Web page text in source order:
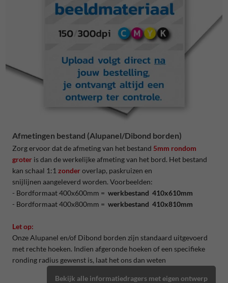
Afmetingen bestand (Alupanel/Dibond borden)
Zorg ervoor dat de afmeting van het bestand 5mm rondom
groteris dan de werkelijke afmeting van het bord. Het bestand
kan schaal 1:1 zonderoverlap, paskruizen en
snijlijnen aangeleverd worden. Voorbeelden:
- Bordformaat 400x600mm = werkbestand 410x610mm
- Bordformaat 400x800mm = werkbestand 410x810mm
Let op:
Onze Alupanel en/of Dibond borden zijn standaard uitgevoerd
met rechte hoeken. Indien afgeronde hoeken of een specifieke
ronding radius gewenst is, laat het ons dan weten
Bekijk alle informatiedragers met eigen ontwerp